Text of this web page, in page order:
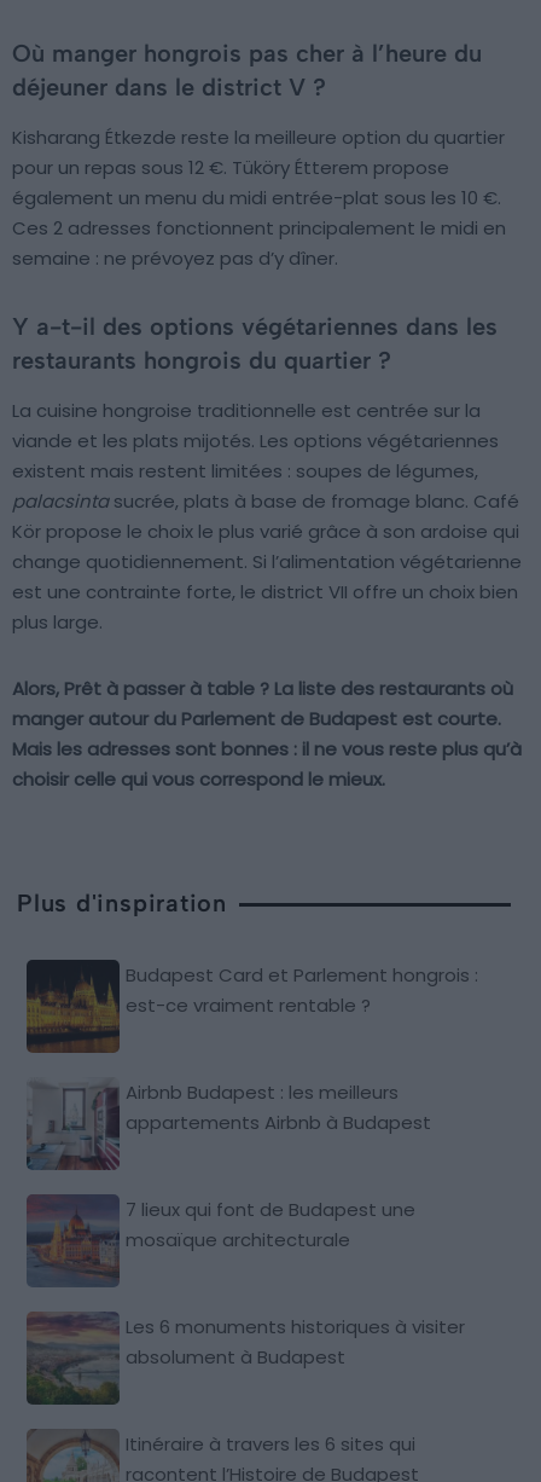
Où manger hongrois pas cher à l’heure du
déjeuner dans le district V ?
Kisharang Étkezde reste la meilleure option du quartier
pour un repas sous 12 €. Tüköry Étterem propose
également un menu du midi entrée-plat sous les 10 €.
Ces 2 adresses fonctionnent principalement le midi en
semaine : ne prévoyez pas d’y dîner.
Y a-t-il des options végétariennes dans les
restaurants hongrois du quartier ?
La cuisine hongroise traditionnelle est centrée sur la
viande et les plats mijotés. Les options végétariennes
existent mais restent limitées : soupes de légumes,
palacsintasucrée, plats à base de fromage blanc. Café
Kör propose le choix le plus varié grâce à son ardoise qui
change quotidiennement. Si l’alimentation végétarienne
est une contrainte forte, le district VII offre un choix bien
plus large.
Alors, Prêt à passer à table ? La liste des restaurants où
manger autour du Parlement de Budapest est courte.
Mais les adresses sont bonnes : il ne vous reste plus qu’à
choisir celle qui vous correspond le mieux.
Plus d'inspiration
Budapest Card et Parlement hongrois :
est-ce vraiment rentable ?
Airbnb Budapest : les meilleurs
appartements Airbnb à Budapest
7 lieux qui font de Budapest une
mosaïque architecturale
Les 6 monuments historiques à visiter
absolument à Budapest
Itinéraire à travers les 6 sites qui
racontent l’Histoire de Budapest